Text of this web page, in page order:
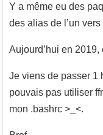
Y a même eu des
des alias de l’un vers
Aujourd’hui en 2019,
Je viens de passer 1
pouvais pas utiliser
mon .bashrc >_<.